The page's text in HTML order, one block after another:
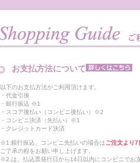
お支払方法について
以下のお支払方法がご利用頂けます。
・代金引換
・銀行振込 ※1
・スコア後払い（コンビニ後払い）※2
・コンビニ決済（先払い）※1
・クレジットカード決済
※1.銀行振込、コンビニ先払いの場合はご注文より7
ご了承の程をお願い申し上げます。
※2.は、払込票発行日から14日以内にコンビニでお